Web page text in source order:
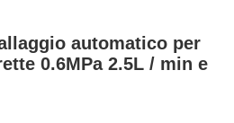
automatico per
0.6MPa 2.5L / min e